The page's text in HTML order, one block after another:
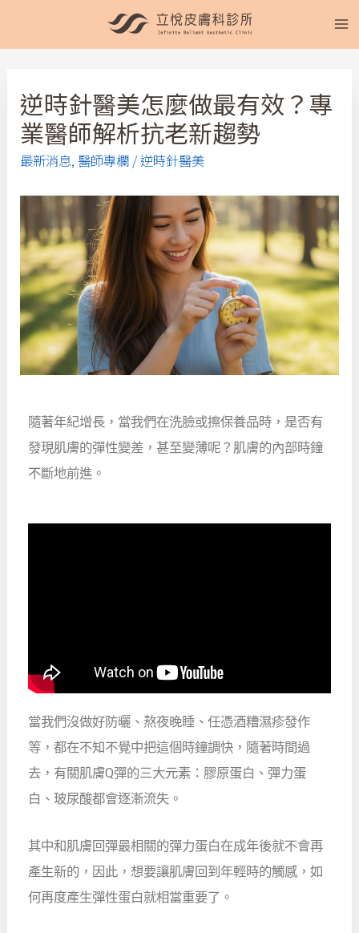
逆時針醫美怎麼做最有效？專
業醫師解析抗老新趨勢
最新消息,醫師專欄 /逆時針醫美
隨著年紀增長，當我們在洗臉或擦保養品時，是否有
發現肌膚的彈性變差，甚至變薄呢？肌膚的內部時鐘
不斷地前進。
當我們沒做好防曬、熬夜晚睡、任憑酒糟濕疹發作
等，都在不知不覺中把這個時鐘調快，隨著時間過
去，有關肌膚Q彈的三大元素：膠原蛋白、彈力蛋
白、玻尿酸都會逐漸流失。
其中和肌膚回彈最相關的彈力蛋白在成年後就不會再
產生新的，因此，想要讓肌膚回到年輕時的觸感，如
何再度產生彈性蛋白就相當重要了。